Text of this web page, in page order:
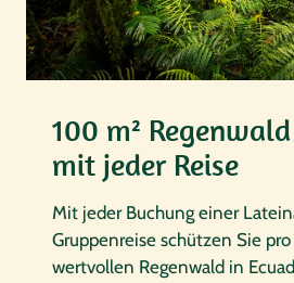
100 m²
mit jeder Reise
Mit jeder Buchung einer
Gruppenreise schützen Sie
wertvollen Regenwald in